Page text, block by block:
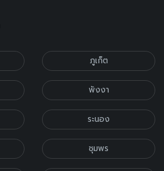
ภูเก็ต
พังงา
ระนอง
ชุมพร